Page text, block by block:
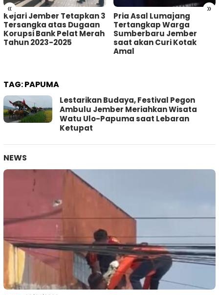
« »
Kejari Jember Tetapkan 3
Tersangka atas Dugaan
Korupsi Bank Pelat Merah
Tahun 2023-2025
Pria Asal Lumajang
Tertangkap Warga
Sumberbaru Jember
saat akan Curi Kotak
Amal
TAG:PAPUMA
Lestarikan Budaya, Festival Pegon
Ambulu Jember Meriahkan Wisata
Watu Ulo-Papuma saat Lebaran
Ketupat
NEWS